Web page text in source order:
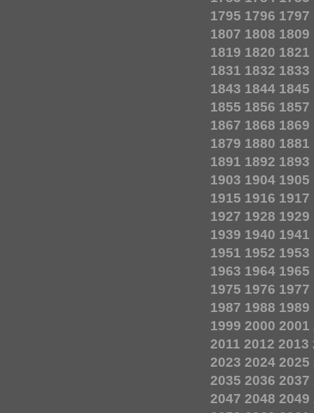
1795 1796 1797
1807 1808 1809
1819 1820 1821
1831 1832 1833
1843 1844 1845
1855 1856 1857
1867 1868 1869
1879 1880 1881
1891 1892 1893
1903 1904 1905
1915 1916 1917
1927 1928 1929
1939 1940 1941
1951 1952 1953
1963 1964 1965
1975 1976 1977
1987 1988 1989
1999 2000 2001
2011 2012 2013
2023 2024 2025
2035 2036 2037
2047 2048 2049